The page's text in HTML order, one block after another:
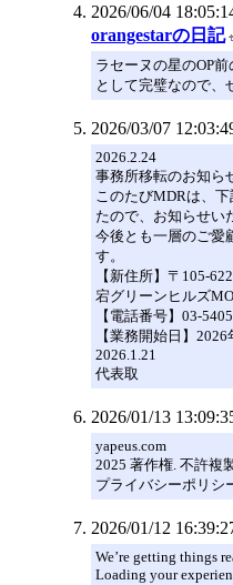
2026/06/04
orangestarの日記
ラセーヌの星のOP
として完璧なので、
2026/03/07
2026.2.24
事務所移転のお知ら
このたびMDRは、
たので、お知らせい
今後とも一層のご愛
す。
【新住所】〒105-
宕グリーンヒルズ
【電話番号】03-
【業務開始日】2026
2026.1.21
代表取
2026/01/13
yapeus.com
2025 著作権. 不許複
プライバシーポリシ
2026/01/12
We’re getting things
Loading your